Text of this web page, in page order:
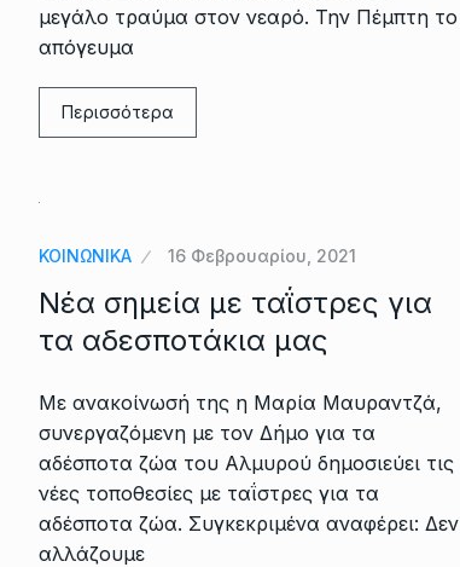
μεγάλο τραύμα στον νεαρό. Την Πέμπτη το
απόγευμα
Περισσότερα
ΚΟΙΝΩΝΙΚΑ 16 Φεβρουαρίου, 2021
Νέα σημεία με ταΐστρες για
τα αδεσποτάκια μας
Με ανακοίνωσή της η Μαρία Μαυραντζά,
συνεργαζόμενη με τον Δήμο για τα
αδέσποτα ζώα του Αλμυρού δημοσιεύει τις
νέες τοποθεσίες με ταΐστρες για τα
αδέσποτα ζώα. Συγκεκριμένα αναφέρει: Δεν
αλλάζουμε